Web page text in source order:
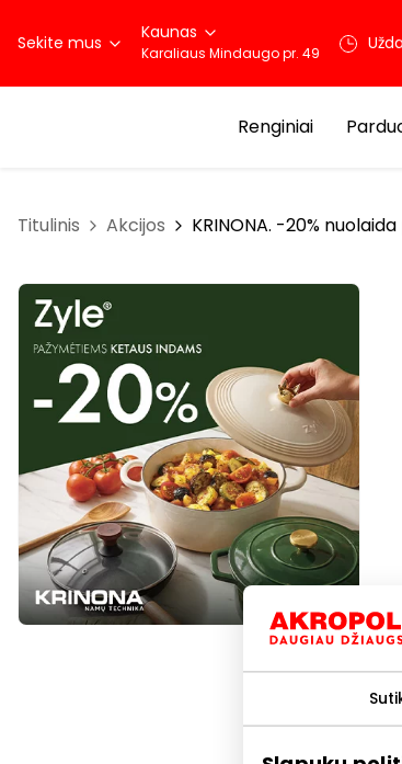
Sekite mus Kaunas
Karaliaus Mindaugo pr. 49
Renginiai
Titulinis Akcijos KRINONA. -20%